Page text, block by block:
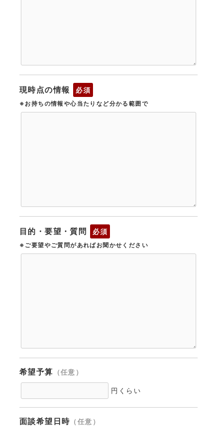
現時点の情報 必須
※お持ちの情報や心当たりなど分かる範囲で
目的・要望・質問 必須
※ご要望やご質問があればお聞かせください
希望予算 （任意）
円くらい
面談希望日時 （任意）